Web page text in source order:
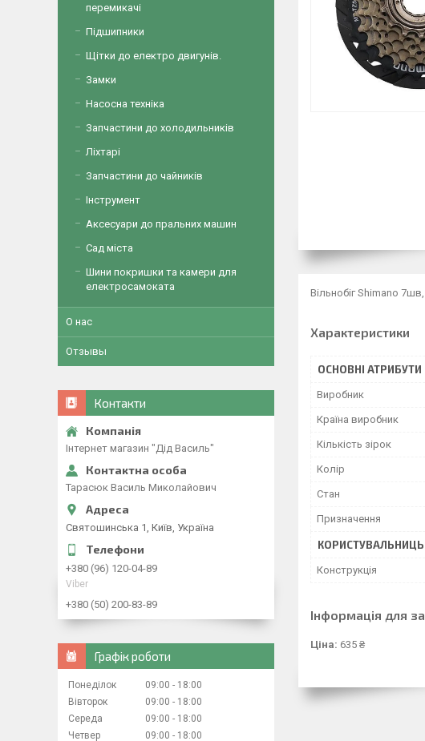
Вільнобіг Shimano
Характеристики
ОСНОВНІ АТРИБУТИ
Виробник
Країна виробник
Кількість зірок
Колір
Стан
Призначення
Конструкція
Інформація для
Ціна: 635 ₴
перемикачі
Підшипники
Щітки до електро двигунів.
Замки
Насосна техніка
Запчастини до холодильників
Ліхтарі
Запчастини до чайників
Інструмент
Аксесуари до пральних машин
Сад міста
Шини покришки та камери для
електросамоката
О нас
Отзывы
Контакти
Інтернет магазин "Дід Василь"
Тарасюк Василь Миколайович
Святошинська 1, Київ, Україна
+380 (96) 120-04-89
Viber
+380 (50) 200-83-89
Графік роботи
Понеділок 09:00
18:00
Вівторок
09:00
18:00
Середа
09:00
18:00
Четвер
09:00 18:00